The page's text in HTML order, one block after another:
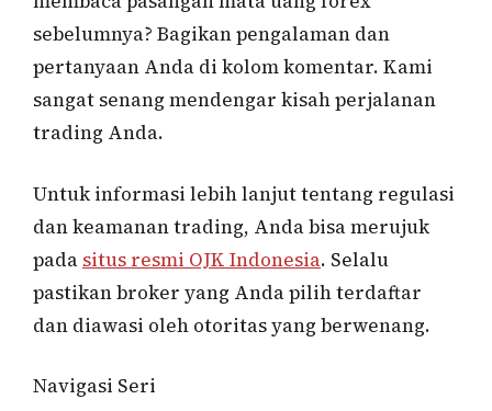
sebelumnya? Bagikan pengalaman dan
pertanyaan Anda di kolom komentar. Kami
sangat senang mendengar kisah perjalanan
trading Anda.
Untuk informasi lebih lanjut tentang regulasi
dan keamanan trading, Anda bisa merujuk
pada situs resmi OJK Indonesia. Selalu
pastikan broker yang Anda pilih terdaftar
dan diawasi oleh otoritas yang berwenang.
Navigasi Seri